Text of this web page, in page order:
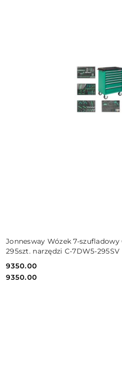
Jonnesway Wózek 7-
295szt. narzędzi C-7DW5-295SV
Cena:
9350.00
Cena:
9350.00